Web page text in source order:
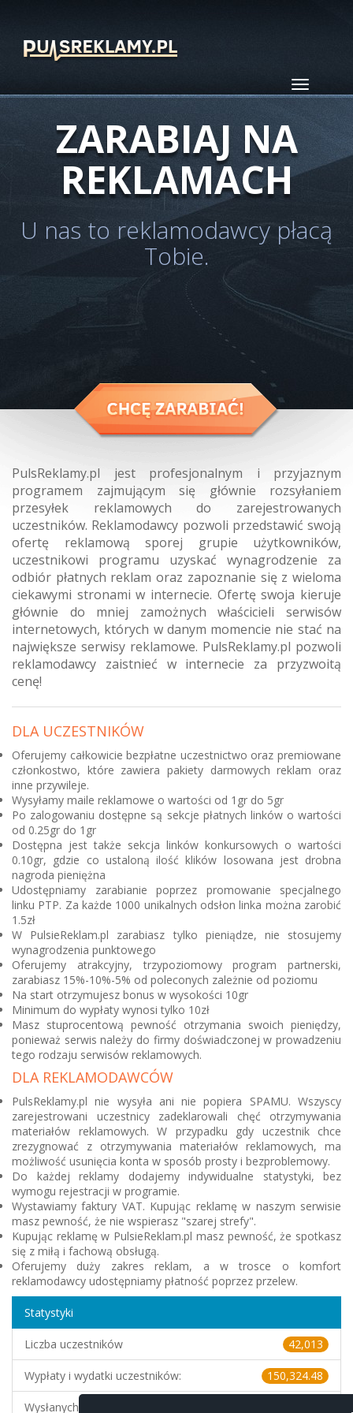
ZARABIAJ NA
REKLAMACH
U nas to reklamodawcy płacą
Tobie.
PulsReklamy.pl jest profesjonalnym i przyjaznym
programem zajmującym się głównie rozsyłaniem
przesyłek reklamowych do zarejestrowanych
uczestników. Reklamodawcy pozwoli przedstawić swoją
ofertę reklamową sporej grupie użytkowników,
uczestnikowi programu uzyskać wynagrodzenie za
odbiór płatnych reklam oraz zapoznanie się z wieloma
ciekawymi stronami w internecie. Ofertę swoja kieruje
głównie do mniej zamożnych właścicieli serwisów
internetowych, których w danym momencie nie stać na
największe serwisy reklamowe. PulsReklamy.pl pozwoli
reklamodawcy zaistnieć w internecie za przyzwoitą
cenę!
DLA UCZESTNIKÓW
Oferujemy całkowicie bezpłatne uczestnictwo oraz premiowane
członkostwo, które zawiera pakiety darmowych reklam oraz
inne przywileje.
Wysyłamy maile reklamowe o wartości od 1gr do 5gr
Po zalogowaniu dostępne są sekcje płatnych linków o wartości
od 0.25gr do 1gr
Dostępna jest także sekcja linków konkursowych o wartości
0.10gr, gdzie co ustaloną ilość klików losowana jest drobna
nagroda pieniężna
Udostępniamy zarabianie poprzez promowanie specjalnego
linku PTP. Za każde 1000 unikalnych odsłon linka można zarobić
1.5zł
W PulsieReklam.pl zarabiasz tylko pieniądze, nie stosujemy
wynagrodzenia punktowego
Oferujemy atrakcyjny, trzypoziomowy program partnerski,
zarabiasz 15%-10%-5% od poleconych zależnie od poziomu
Na start otrzymujesz bonus w wysokości 10gr
Minimum do wypłaty wynosi tylko 10zł
Masz stuprocentową pewność otrzymania swoich pieniędzy,
ponieważ serwis należy do firmy doświadczonej w prowadzeniu
tego rodzaju serwisów reklamowych.
DLA REKLAMODAWCÓW
PulsReklamy.pl nie wysyła ani nie popiera SPAMU. Wszyscy
zarejestrowani uczestnicy zadeklarowali chęć otrzymywania
materiałów reklamowych. W przypadku gdy uczestnik chce
zrezygnować z otrzymywania materiałów reklamowych, ma
możliwość usunięcia konta w sposób prosty i bezproblemowy.
Do każdej reklamy dodajemy indywidualne statystyki, bez
wymogu rejestracji w programie.
Wystawiamy faktury VAT. Kupując reklamę w naszym serwisie
masz pewność, że nie wspierasz "szarej strefy".
Kupując reklamę w PulsieReklam.pl masz pewność, że spotkasz
się z miłą i fachową obsługą.
Oferujemy duży zakres reklam, a w trosce o komfort
reklamodawcy udostępniamy płatność poprzez przelew.
Statystyki
42,013
Liczba uczestników
150,324.48
Wypłaty i wydatki uczestników:
Wysłanych dzisiaj e-maili